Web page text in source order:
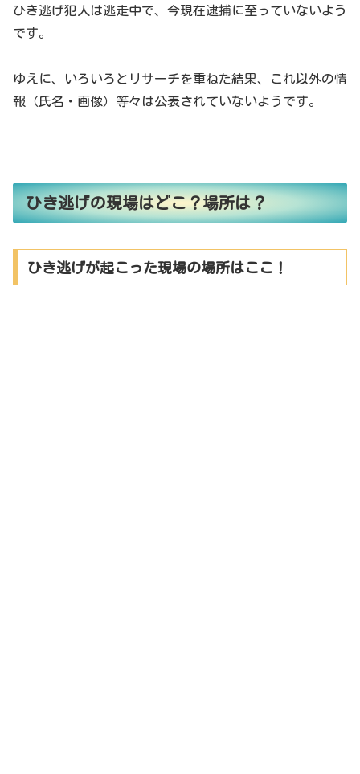
ひき逃げ犯人は逃走中で、今現在逮捕に至っていないよう
です。
ゆえに、いろいろとリサーチを重ねた結果、これ以外の情
報（氏名・画像）等々は公表されていないようです。
ひき逃げの現場はどこ？場所は？
ひき逃げが起こった現場の場所はここ！